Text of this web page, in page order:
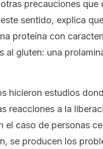
precauciones que
sentido, explica
proteína con
al gluten: una
hicieron estudios
reacciones a la
el caso de personas
se producen los